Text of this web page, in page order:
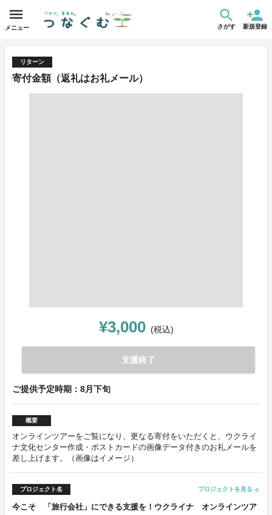
メニュー さがす 新規登録
リターン
寄付金額（返礼はお礼メール）
¥3,000 (税込)
支援終了
ご提供予定時期：8月下旬
概要
オンラインツアーをご覧になり、更なる寄付をいただくと、ウクライ
ナ文化センター作成・ポストカードの画像データ付きのお礼メールを
差し上げます。（画像はイメージ）
プロジェクト名 プロジェクトを見る arrow_forward
今こそ 「旅行会社」にできる支援を！ウクライナ オンラインツア